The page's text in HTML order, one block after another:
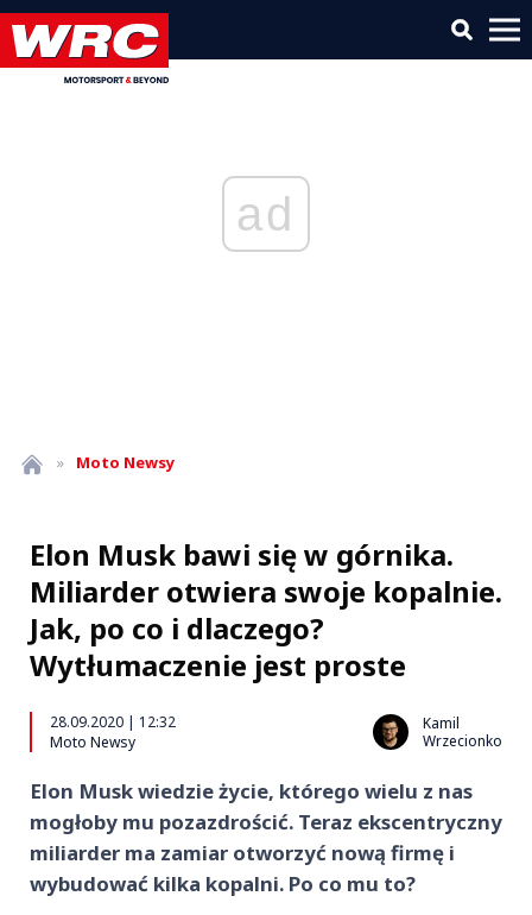
ad
» Moto Newsy
Elon Musk bawi się w górnika.
Miliarder otwiera swoje kopalnie.
Jak, po co i dlaczego?
Wytłumaczenie jest proste
28.09.2020 | 12:32
Moto Newsy
Kamil
Wrzecionko
Elon Musk wiedzie życie, którego wielu z nas
mogłoby mu pozazdrościć. Teraz ekscentryczny
miliarder ma zamiar otworzyć nową firmę i
wybudować kilka kopalni. Po co mu to?